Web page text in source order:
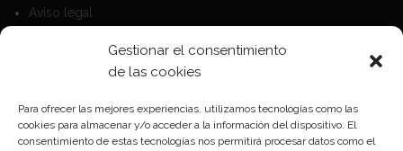
Gestionar el consentimiento
de las cookies
Para ofrecer las mejores experiencias, utilizamos tecnologías como las
cookies para almacenar y/o acceder a la información del dispositivo. El
consentimiento de estas tecnologías nos permitirá procesar datos como el
Aviso legal
Política de Cookies
Política de privacidad
Formas de pago